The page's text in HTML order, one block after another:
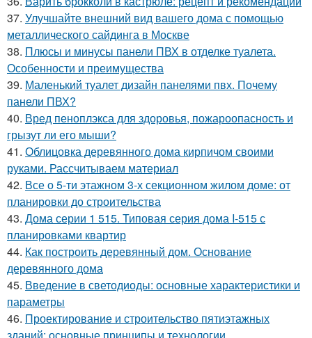
37. Улучшайте внешний вид вашего дома с помощью
металлического сайдинга в Москве
38. Плюсы и минусы панели ПВХ в отделке туалета.
Особенности и преимущества
39. Маленький туалет дизайн панелями пвх. Почему
панели ПВХ?
40. Вред пеноплэкса для здоровья, пожароопасность и
грызут ли его мыши?
41. Облицовка деревянного дома кирпичом своими
руками. Рассчитываем материал
42. Все о 5-ти этажном 3-х секционном жилом доме: от
планировки до строительства
43. Дома серии 1 515. Типовая серия дома I-515 с
планировками квартир
44. Как построить деревянный дом. Основание
деревянного дома
45. Введение в светодиоды: основные характеристики и
параметры
46. Проектирование и строительство пятиэтажных